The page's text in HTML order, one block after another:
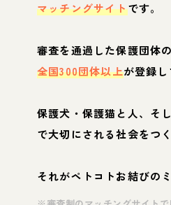
マッチングサイトです。
審査を通過した保護団体
全国300団体以上が登録し
保護犬・保護猫と人、そ
で大切にされる社会をつく
それがペトコトお結びの